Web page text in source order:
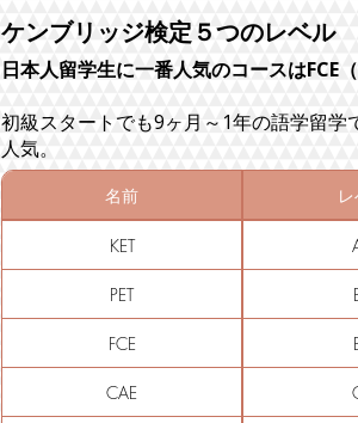
​ケンブリッジ検定５つのレベル
日本人留学生に一番人気のコースはFCE（
初級スタートでも9ヶ月～1年の語学留学
人気。
名前
KET
PET
FCE
CAE